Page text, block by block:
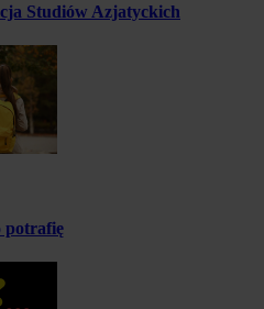
Studiów Azjatyckich
potrafię